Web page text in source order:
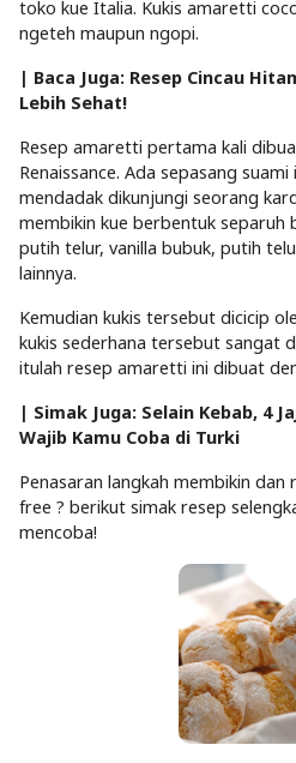
toko kue Italia. Kukis amaretti
ngeteh maupun ngopi.
| Baca Juga: Resep Cincau
Lebih Sehat!
Resep amaretti pertama kali
Renaissance. Ada sepasang
mendadak dikunjungi seorang
membikin kue berbentuk separuh
putih telur, vanilla bubuk, putih
lainnya.
Kemudian kukis tersebut dicicip
kukis sederhana tersebut sangat
itulah resep amaretti ini dibuat
| Simak Juga: Selain Kebab, 4
Wajib Kamu Coba di Turki
Penasaran langkah membikin
free ? berikut simak resep
mencoba!